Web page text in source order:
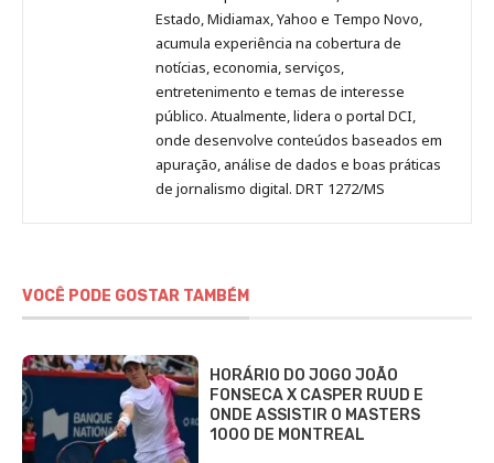
Estado, Midiamax, Yahoo e Tempo Novo,
acumula experiência na cobertura de
notícias, economia, serviços,
entretenimento e temas de interesse
público. Atualmente, lidera o portal DCI,
onde desenvolve conteúdos baseados em
apuração, análise de dados e boas práticas
de jornalismo digital. DRT 1272/MS
VOCÊ PODE GOSTAR TAMBÉM
HORÁRIO DO JOGO JOÃO
FONSECA X CASPER RUUD E
ONDE ASSISTIR O MASTERS
1000 DE MONTREAL